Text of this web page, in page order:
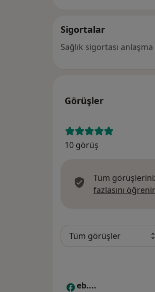
Sigortalar
Sağlık sigortası
Görüşler
10 görüş
Tüm
fazlasını
E eb....